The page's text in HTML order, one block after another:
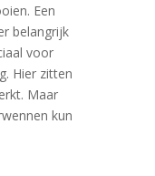
Een
belangrijk
voor
Hier zitten
Maar
kun